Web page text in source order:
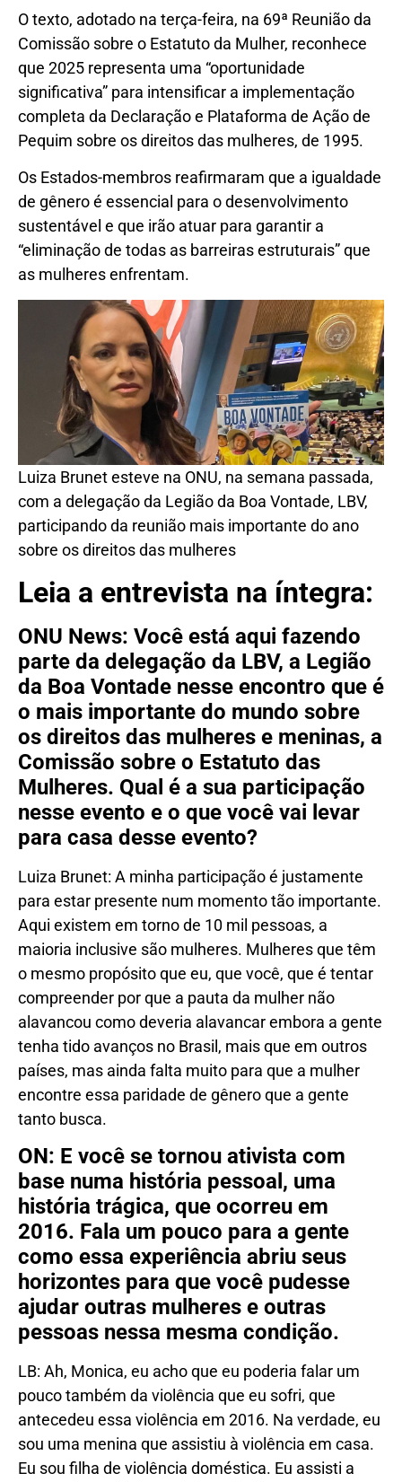
O texto, adotado na terça-feira, na 69ª Reunião da
Comissão sobre o Estatuto da Mulher, reconhece
que 2025 representa uma “oportunidade
significativa” para intensificar a implementação
completa da Declaração e Plataforma de Ação de
Pequim sobre os direitos das mulheres, de 1995.
Os Estados-membros reafirmaram que a igualdade
de gênero é essencial para o desenvolvimento
sustentável e que irão atuar para garantir a
“eliminação de todas as barreiras estruturais” que
as mulheres enfrentam.
Luiza Brunet esteve na ONU, na semana passada,
com a delegação da Legião da Boa Vontade, LBV,
participando da reunião mais importante do ano
sobre os direitos das mulheres
Leia a entrevista na íntegra:
ONU News: Você está aqui fazendo
parte da delegação da LBV, a Legião
da Boa Vontade nesse encontro que é
o mais importante do mundo sobre
os direitos das mulheres e meninas, a
Comissão sobre o Estatuto das
Mulheres. Qual é a sua participação
nesse evento e o que você vai levar
para casa desse evento?
Luiza Brunet: A minha participação é justamente
para estar presente num momento tão importante.
Aqui existem em torno de 10 mil pessoas, a
maioria inclusive são mulheres. Mulheres que têm
o mesmo propósito que eu, que você, que é tentar
compreender por que a pauta da mulher não
alavancou como deveria alavancar embora a gente
tenha tido avanços no Brasil, mais que em outros
países, mas ainda falta muito para que a mulher
encontre essa paridade de gênero que a gente
tanto busca.
ON: E você se tornou ativista com
base numa história pessoal, uma
história trágica, que ocorreu em
2016. Fala um pouco para a gente
como essa experiência abriu seus
horizontes para que você pudesse
ajudar outras mulheres e outras
pessoas nessa mesma condição.
LB: Ah, Monica, eu acho que eu poderia falar um
pouco também da violência que eu sofri, que
antecedeu essa violência em 2016. Na verdade, eu
sou uma menina que assistiu à violência em casa.
Eu sou filha de violência doméstica. Eu assisti a